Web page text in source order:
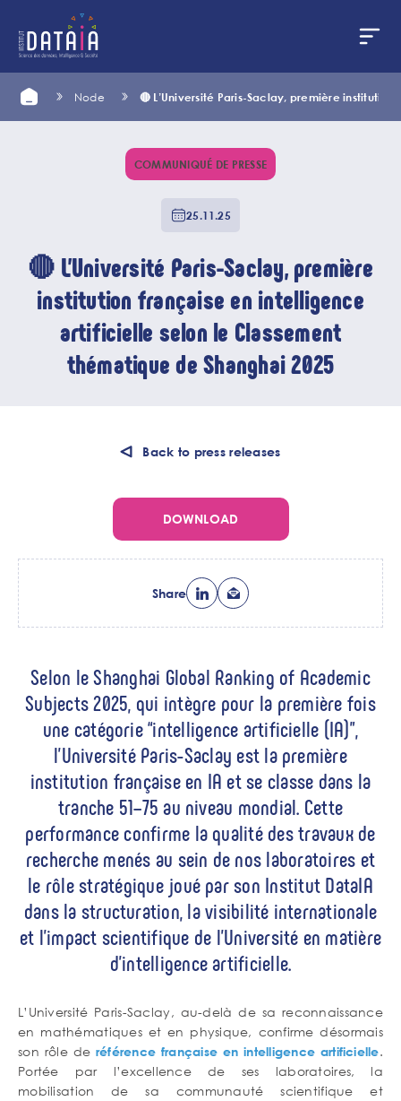
main
Node 🔴 L’Université Paris-Saclay, première
COMMUNIQUÉ DE PRESSE
25.11.25
🔴 L’Université Paris-Saclay, première
institution française en intelligence
artificielle selon le Classement
thématique de Shanghai 2025
Back to press releases
DOWNLOAD
Share
Chapo
Selon le Shanghai Global Ranking of Academic
Subjects 2025, qui intègre pour la première fois
une catégorie “intelligence artificielle (IA)”,
l’Université Paris-Saclay est la première
institution française en IA et se classe dans la
tranche 51–75 au niveau mondial. Cette
performance confirme la qualité des travaux de
recherche menés au sein de nos laboratoires et
le rôle stratégique joué par son Institut DataIA
dans la structuration, la visibilité internationale
et l’impact scientifique de l’Université en matière
d’intelligence artificielle.
Contenu
Corps
texte
L’Université Paris-Saclay, au-delà de sa reconnaissance
en mathématiques et en physique, confirme désormais
son rôle de référence française en intelligence artificielle.
Portée par l’excellence de ses laboratoires, la
mobilisation de sa communauté scientifique et
Cookies management panel